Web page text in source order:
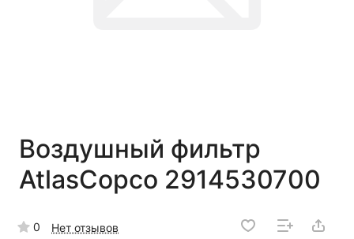
Воздушный фильтр
AtlasCopco 2914530700
0 Нет отзывов